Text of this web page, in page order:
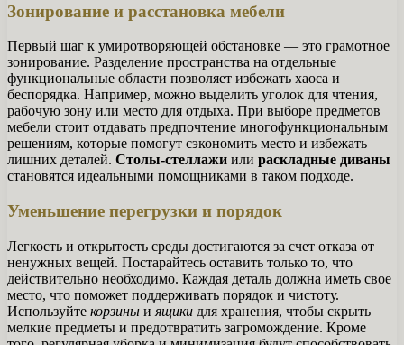
Зонирование и расстановка мебели
Первый шаг к умиротворяющей обстановке — это грамотное
зонирование. Разделение пространства на отдельные
функциональные области позволяет избежать хаоса и
беспорядка. Например, можно выделить уголок для чтения,
рабочую зону или место для отдыха. При выборе предметов
мебели стоит отдавать предпочтение многофункциональным
решениям, которые помогут сэкономить место и избежать
лишних деталей. Столы-стеллажи или раскладные диваны
становятся идеальными помощниками в таком подходе.
Уменьшение перегрузки и порядок
Легкость и открытость среды достигаются за счет отказа от
ненужных вещей. Постарайтесь оставить только то, что
действительно необходимо. Каждая деталь должна иметь свое
место, что поможет поддерживать порядок и чистоту.
Используйте корзины и ящики для хранения, чтобы скрыть
мелкие предметы и предотвратить загромождение. Кроме